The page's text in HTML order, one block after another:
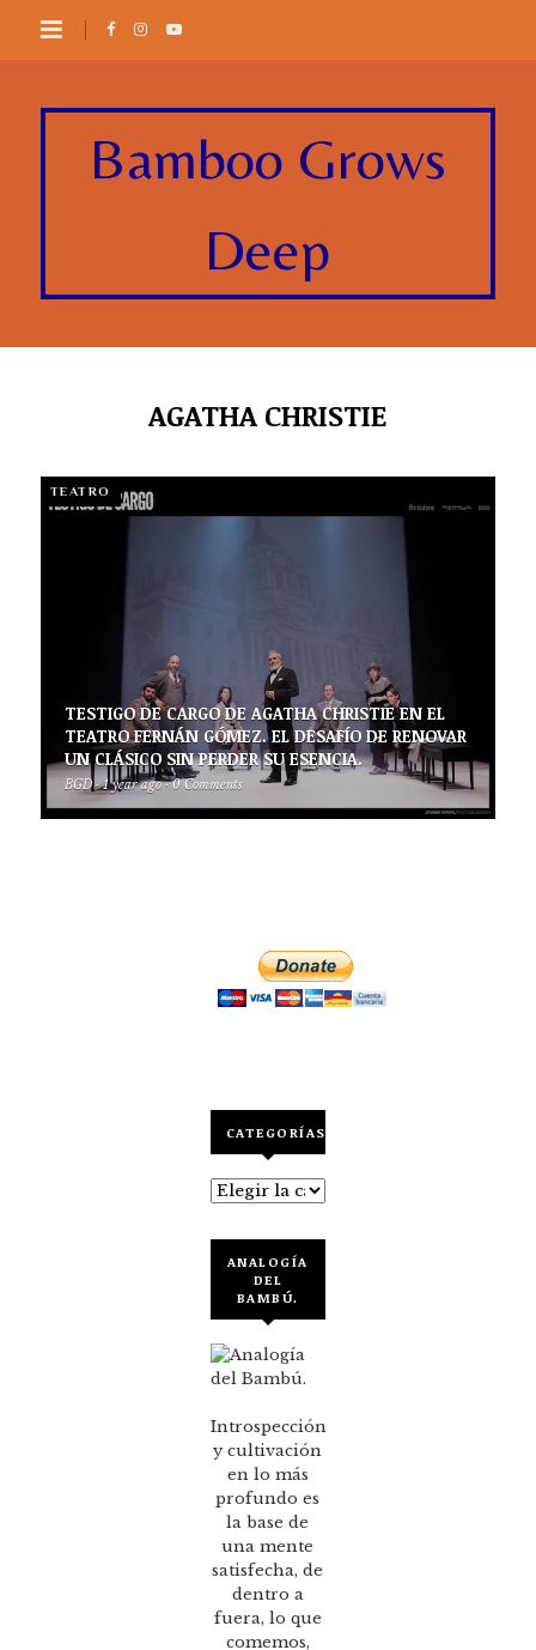
Bamboo Grows
Deep
AGATHA CHRISTIE
TEATRO
TESTIGO DE CARGO DE AGATHA CHRISTIE EN EL
TEATRO FERNÁN GÓMEZ. EL DESAFÍO DE RENOVAR
UN CLÁSICO SIN PERDER SU ESENCIA.
BGD · 1 year ago · 0 Comments
CATEGORÍAS
Categorías
ANALOGÍA
DEL
BAMBÚ.
Introspección
y cultivación
en lo más
profundo es
la base de
una mente
satisfecha, de
dentro a
fuera, lo que
comemos,